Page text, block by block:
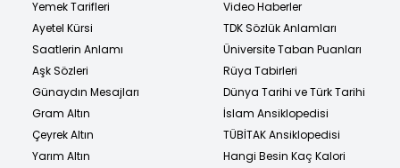
Yemek Tarifleri
Ayetel Kürsi
Saatlerin Anlamı
Aşk Sözleri
Günaydın Mesajları
Gram Altın
Çeyrek Altın
Yarım Altın
Video Haberler
TDK Sözlük Anlamları
Üniversite Taban Puanları
Rüya Tabirleri
Dünya Tarihi ve Türk Tarihi
İslam Ansiklopedisi
TÜBİTAK Ansiklopedisi
Hangi Besin Kaç Kalori